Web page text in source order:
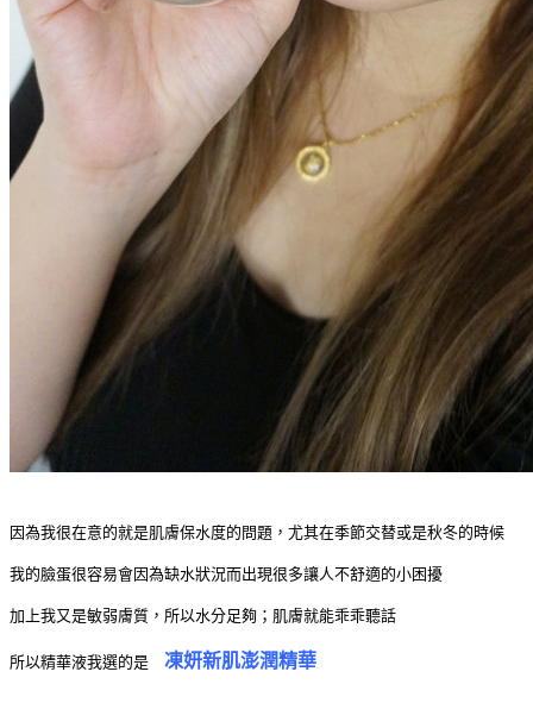
因為我很在意的就是肌膚保水度的問題，尤其在季節交替或是秋冬的時候
我的臉蛋很容易會因為缺水狀況而出現很多讓人不舒適的小困擾
加上我又是敏弱膚質，所以水分足夠；肌膚就能乖乖聽話
所以精華液我選的是 凍妍新肌澎潤精華